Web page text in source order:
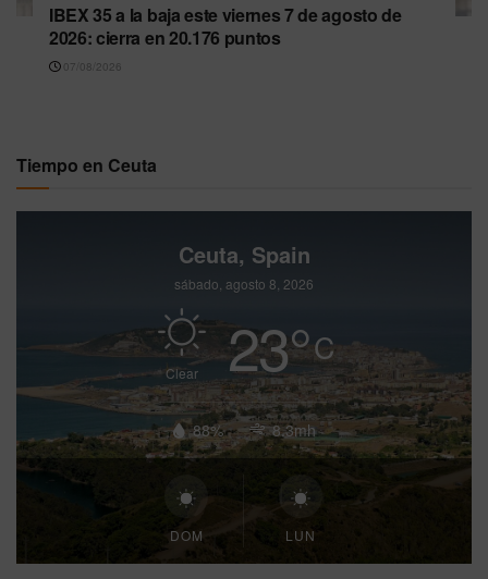
IBEX 35 a la baja este viernes 7 de agosto de
2026: cierra en 20.176 puntos
07/08/2026
Tiempo en Ceuta
Ceuta, Spain
sábado, agosto 8, 2026
Clear 23°C
88% 8.3mh
DOM LUN